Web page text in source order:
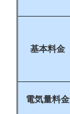
基本料金
電気量料金